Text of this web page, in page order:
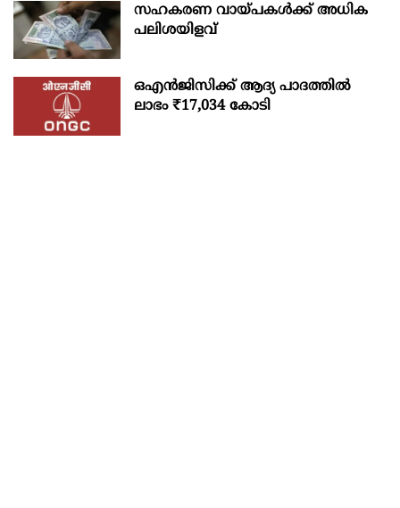
സഹകരണ വായ്പകള്‍ക്ക് അധിക
പലിശയിളവ്
ഒഎന്‍ജിസിക്ക് ആദ്യ പാദത്തില്‍
ലാഭം ₹17,034 കോടി